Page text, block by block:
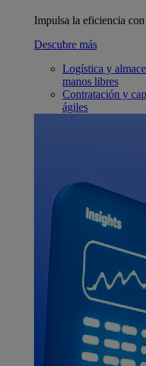
Impulsa la eficiencia
Descubre más
Logística y
manos libres
Contratación y
ágiles